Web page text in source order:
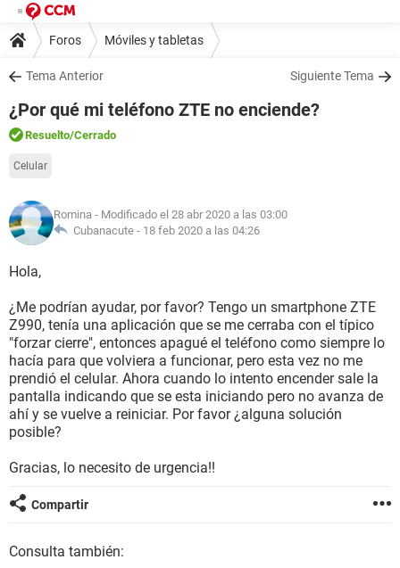
Foros Móviles y tabletas
Tema Anterior Siguiente Tema
¿Por qué mi teléfono ZTE no enciende?
Resuelto/Cerrado
Celular
Romina - Modificado el 28 abr 2020 a las 03:00
Cubanacute - 18 feb 2020 a las 04:26
Hola,
¿Me podrían ayudar, por favor? Tengo un smartphone ZTE
Z990, tenía una aplicación que se me cerraba con el típico
"forzar cierre", entonces apagué el teléfono como siempre lo
hacía para que volviera a funcionar, pero esta vez no me
prendió el celular. Ahora cuando lo intento encender sale la
pantalla indicando que se esta iniciando pero no avanza de
ahí y se vuelve a reiniciar. Por favor ¿alguna solución
posible?
Gracias, lo necesito de urgencia!!
Compartir
Consulta también: